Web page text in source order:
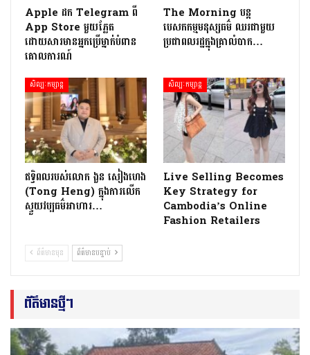
Apple ដក Telegram ពី
App Store មួយភ្លែត
ដោយសារមានអ្នកប្រើម្នាក់បំពាន
គោលការណ៍
The Morning បន្ត
បេសកកម្មមនុស្សធម៌ ឈរជាមួយ
ប្រជាពលរដ្ឋក្នុងគ្រាលំបាក…
សិល្បៈកម្សាន្ត
ឥទ្ធិពលរបស់លោក ងួន សៀងហេង
(Tong Heng) ក្នុងការលើក
ស្ទួយវប្បធម៌អាហារ…
សិល្បៈកម្សាន្ត
Live Selling Becomes
Key Strategy for
Cambodia’s Online
Fashion Retailers
ព័ត៌មានមុន ព័ត៌មានបន្ទាប់
ព័ត៌មានថ្មីៗ